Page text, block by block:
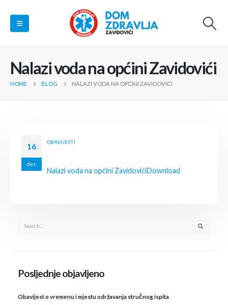
Nalazi voda na općini Zavidovići
HOME BLOG NALAZI VODA NA OPĆINI ZAVIDOVIĆI
16
dec
OBAVIJESTI
Nalazi voda na općini ZavidovićiDownload
Posljednje objavljeno
Obavijest o vremenu i mjestu održavanja stručnog ispita